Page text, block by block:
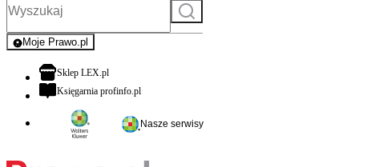
Szukaj
Moje Prawo.pl
- rejestracja i logowanie do serwisu
Sklep LEX.plotwiera się w nowej karcie
Księgarnia profinfo.plotwiera się w nowej karcie
Nasze serwisy